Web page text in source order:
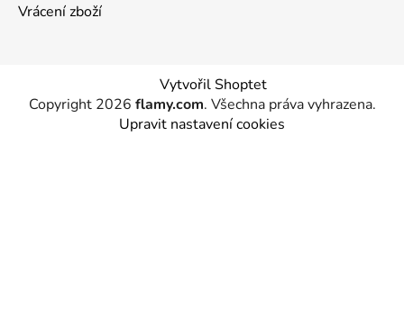
Vrácení zboží
Vytvořil Shoptet
Copyright 2026 flamy.com. Všechna práva vyhrazena.
Upravit nastavení cookies